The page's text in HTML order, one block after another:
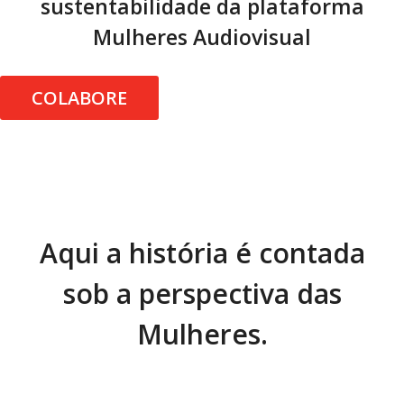
sustentabilidade da plataforma
Mulheres Audiovisual
COLABORE
Aqui a história é contada
sob a perspectiva das
Mulheres.